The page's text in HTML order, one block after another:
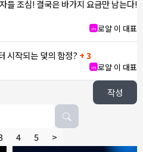
들 조심! 결국은 바가지 요금만 남는다!
m 로얄 이 대표
시작되는 덫의 함정? + 3
m 로얄 이 대표
작성
4 5 >